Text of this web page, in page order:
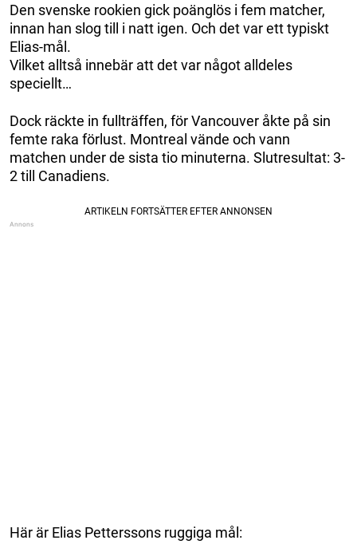
Den svenske rookien gick poänglös i fem matcher,
innan han slog till i natt igen. Och det var ett typiskt
Elias-mål.
Vilket alltså innebär att det var något alldeles
speciellt…
Dock räckte in fullträffen, för Vancouver åkte på sin
femte raka förlust. Montreal vände och vann
matchen under de sista tio minuterna. Slutresultat: 3-
2 till Canadiens.
Här är Elias Petterssons ruggiga mål: